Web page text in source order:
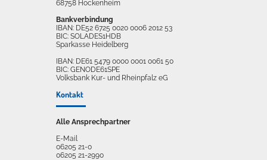
68758 Hockenheim
Bankverbindung
IBAN: DE52 6725 0020 0006 2012 53
BIC: SOLADES1HDB
Sparkasse Heidelberg
IBAN: DE61 5479 0000 0001 0061 50
BIC: GENODE61SPE
Volksbank Kur- und Rheinpfalz eG
Kontakt
Alle Ansprechpartner
E-Mail
06205 21-0
06205 21-2990